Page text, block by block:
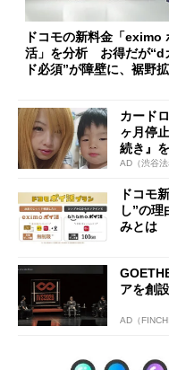
ドコモの新料金「eximo
活」を分析 お得だが“d
ド必須”が障壁に、裾野
カード
ヶ月停
続き』
AD（渋谷法
ドコモ
し”の
みとは
アを創設
AD（